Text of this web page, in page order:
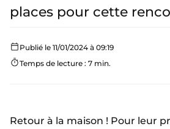
places pour cette
Publié le 11/01/2024 à 09:19
Temps de lecture : 7 min.
Retour à la maison ! Pour leur